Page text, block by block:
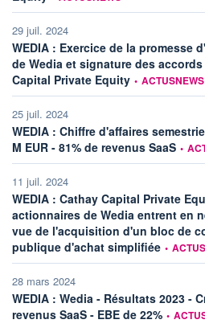
29 juil. 2024
WEDIA : Exercice de la promesse
de Wedia et signature des
Capital Private Equityinformation
• ACTUSNEWS
25 juil. 2024
WEDIA : Chiffre d'affaires
M EUR - 81% de revenus SaaS •
11 juil. 2024
WEDIA : Cathay Capital Private
actionnaires de Wedia entrent en
vue de l'acquisition d'un bloc de
publique d'achat simplifiée •
28 mars 2024
WEDIA : Wedia - Résultats 2023 -
revenus SaaS - EBE de 22% •